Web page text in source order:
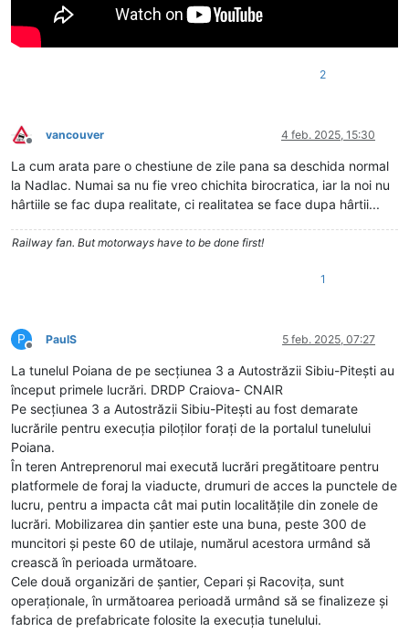
2
Deconectat
vancouver 4 feb. 2025, 15:30
La cum arata pare o chestiune de zile pana sa deschida normal
la Nadlac. Numai sa nu fie vreo chichita birocratica, iar la noi nu
hârtiile se fac dupa realitate, ci realitatea se face dupa hârtii...
Railway fan. But motorways have to be done first!
1
P
Deconectat
PaulS 5 feb. 2025, 07:27
La tunelul Poiana de pe secțiunea 3 a Autostrăzii Sibiu-Pitești au
început primele lucrări. DRDP Craiova- CNAIR
Pe secțiunea 3 a Autostrăzii Sibiu-Pitești au fost demarate
lucrările pentru execuția piloților forați de la portalul tunelului
Poiana.
În teren Antreprenorul mai execută lucrări pregătitoare pentru
platformele de foraj la viaducte, drumuri de acces la punctele de
lucru, pentru a impacta cât mai putin localitățile din zonele de
lucrări. Mobilizarea din șantier este una buna, peste 300 de
muncitori și peste 60 de utilaje, numărul acestora urmând să
crească în perioada următoare.
Cele două organizări de șantier, Cepari și Racovița, sunt
operaționale, în următoarea perioadă urmând să se finalizeze și
fabrica de prefabricate folosite la execuția tunelului.